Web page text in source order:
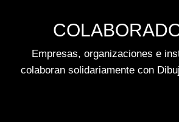
Empresas, organizaciones e
colaboran solidariamente con